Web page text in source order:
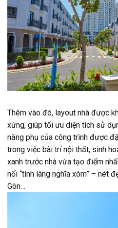
Thêm vào đó, layout nhà được
xứng, giúp tối ưu diện tích sử
năng phụ của công trình được
trong việc bài trí nội thất, sinh
xanh trước nhà vừa tạo điểm
nối “tình làng nghĩa xóm” – nét
Gòn…